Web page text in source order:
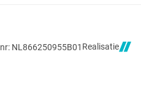
NL866250955B01 Realisatie